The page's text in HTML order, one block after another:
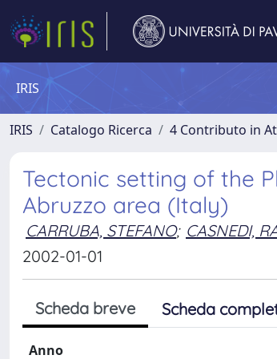
IRIS
IRIS Catalogo Ricerca 4 Contributo in
Tectonic setting of the
Abruzzo area (Italy)
CARRUBA, STEFANO; CASNEDI,
2002-01-01
Scheda breve Scheda
Anno